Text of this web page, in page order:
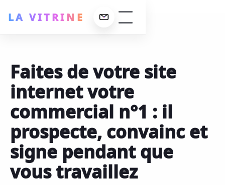
LA VITRINE
SEO
La Vitrine
Faites de votre site
internet votre
commercial n°1 : il
prospecte, convainc et
signe pendant que
vous travaillez